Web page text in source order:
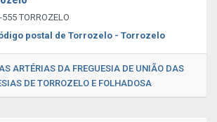
TORROZELO
postal de Torrozelo - Torrozelo
ARTÉRIAS DA FREGUESIA DE UNIÃO DAS
DE TORROZELO E FOLHADOSA